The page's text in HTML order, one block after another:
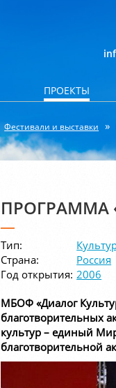
ПРОЕКТЫ
Фестивали и выставки
ПРОГРАММА
Тип:
Страна:
Россия
Год открытия: 2006
МБОФ «Диалог
благотворительных
культур – единый
благотворительной